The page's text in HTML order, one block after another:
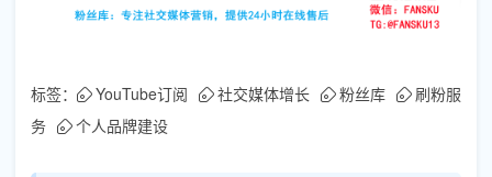
标签： YouTube订阅 社交媒体增长 粉丝库
刷粉服
务
个人品牌建设